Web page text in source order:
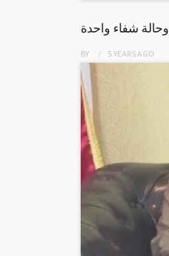
BY 5 YEARSAGO